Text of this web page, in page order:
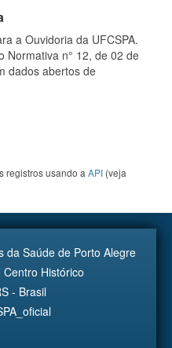
a Ouvidoria da UFCSPA.
Normativa n° 12, de 02 de
dados abertos de
registros usando a API (veja
da Saúde de Porto Alegre
Histórico
- Brasil